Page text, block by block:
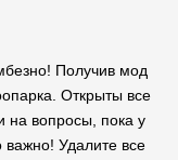
Получив мод
Открыты все
на вопросы, пока у
важно! Удалите все